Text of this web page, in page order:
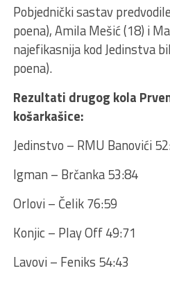
Pobjednički sastav
poena), Amila Mešić (18) i
najefikasnija kod Jedinstva
poena).
Rezultati drugog kola
košarkašice:
Jedinstvo – RMU Banovići
Igman – Brčanka 53:84
Orlovi – Čelik 76:59
Konjic – Play Off 49:71
Lavovi – Feniks 54:43